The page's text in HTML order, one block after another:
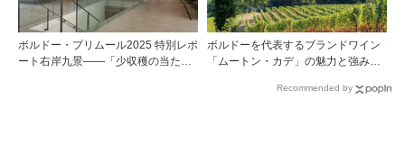
ボルドー・プリムール2025 特別レポ
ート右岸九景――「少収穫の当たり
ボルドーを代表するブランドワイン
「ムートン・カデ」の魅力と強みを
Recommended by